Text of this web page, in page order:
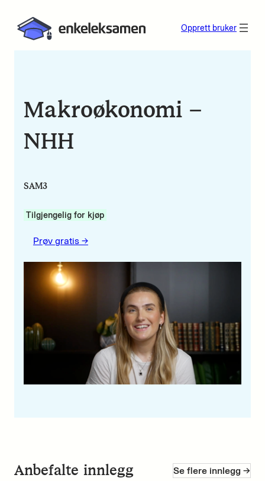
Opprett bruker
Makroøkonomi –
NHH
SAM3
Tilgjengelig for kjøp
Prøv gratis ->
Anbefalte innlegg Se flere innlegg ->